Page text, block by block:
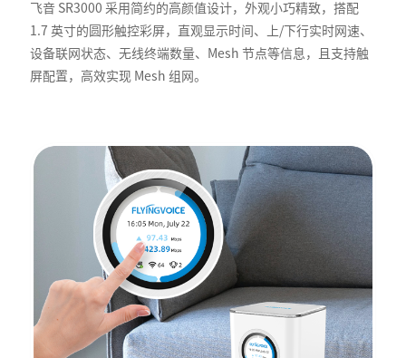
飞音 SR3000 采用简约的高颜值设计，外观小巧精致，搭配
1.7 英寸的圆形触控彩屏，直观显示时间、上/下行实时网速、
设备联网状态、无线终端数量、Mesh 节点等信息，且支持触
屏配置，高效实现 Mesh 组网。